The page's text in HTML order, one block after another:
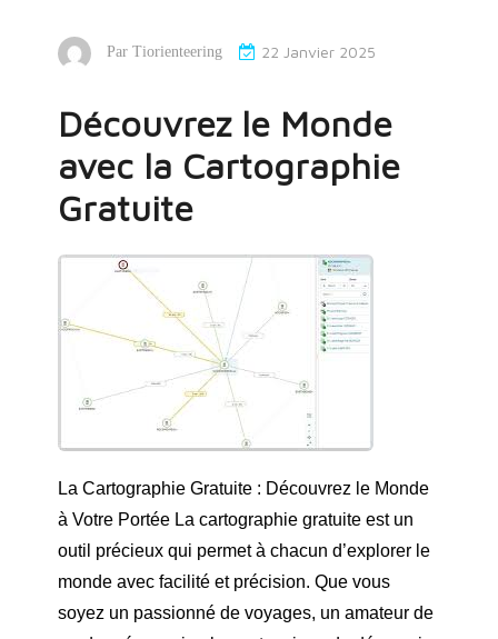
Par Tiorienteering 22 Janvier 2025
Découvrez le Monde
avec la Cartographie
Gratuite
La Cartographie Gratuite : Découvrez le Monde
à Votre Portée La cartographie gratuite est un
outil précieux qui permet à chacun d’explorer le
monde avec facilité et précision. Que vous
soyez un passionné de voyages, un amateur de